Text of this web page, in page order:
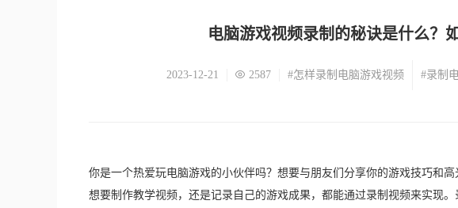
电脑游戏视频录制的秘诀是什么？
2023-12-21 2587 #怎样录制电脑游戏视频 #录制
你是一个热爱玩电脑游戏的小伙伴吗？想要与朋友们分享你的游戏技巧和
想要制作教学视频，还是记录自己的游戏成果，都能通过录制视频来实现